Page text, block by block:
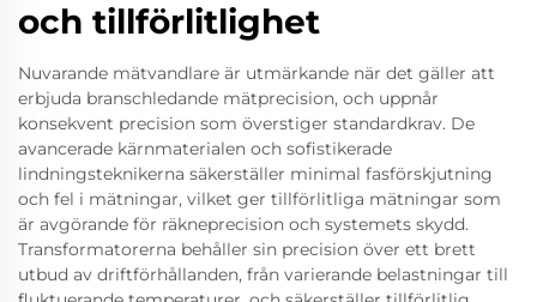
och tillförlitlighet
Nuvarande mätvandlare är utmärkande när det gäller att
erbjuda branschledande mätprecision, och uppnår
konsekvent precision som överstiger standardkrav. De
avancerade kärnmaterialen och sofistikerade
lindningsteknikerna säkerställer minimal fasförskjutning
och fel i mätningar, vilket ger tillförlitliga mätningar som
är avgörande för räkneprecision och systemets skydd.
Transformatorerna behåller sin precision över ett brett
utbud av driftförhållanden, från varierande belastningar till